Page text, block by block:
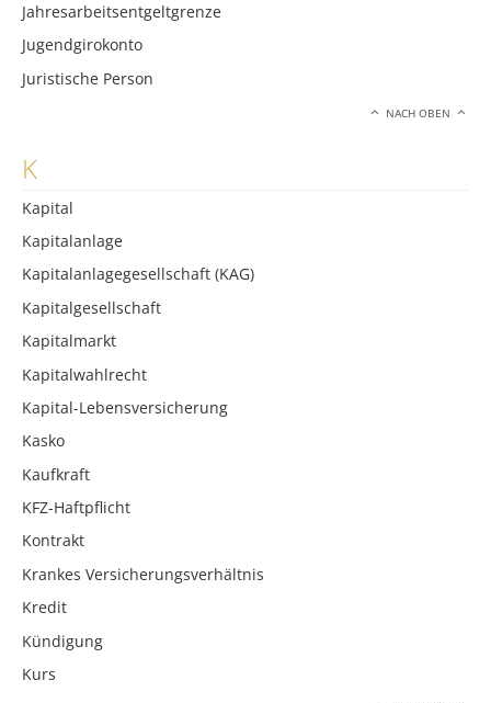
Jahresarbeitsentgeltgrenze
Jugendgirokonto
Juristische Person
NACH OBEN
K
Kapital
Kapitalanlage
Kapitalanlagegesellschaft (KAG)
Kapitalgesellschaft
Kapitalmarkt
Kapitalwahlrecht
Kapital-Lebensversicherung
Kasko
Kaufkraft
KFZ-Haftpflicht
Kontrakt
Krankes Versicherungsverhältnis
Kredit
Kündigung
Kurs